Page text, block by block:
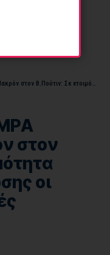
άμεσης ανταπόδοσης οι γαλλικές πυρηνικές δυνάμεις!
στον
οι